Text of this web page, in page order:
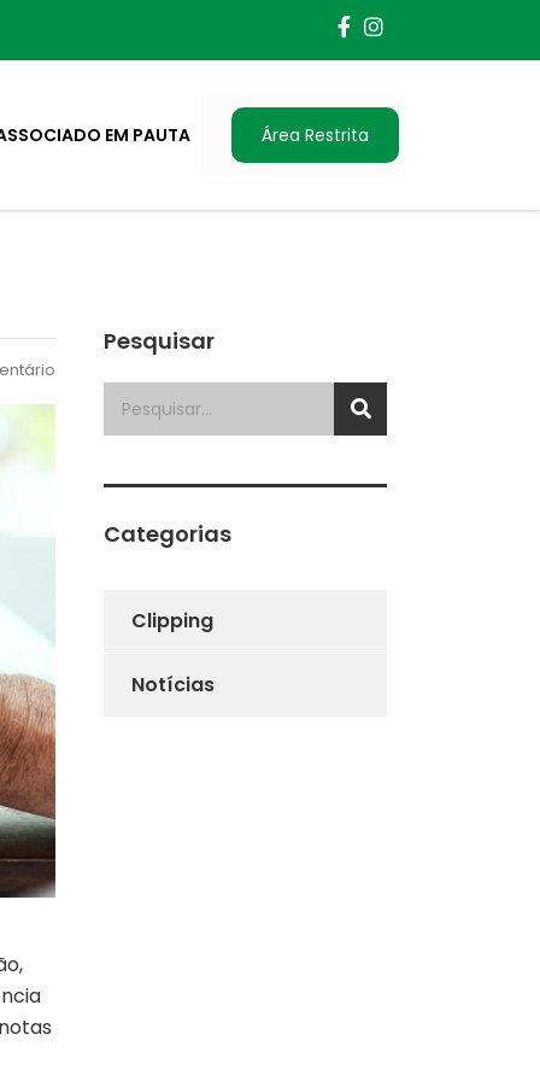
EM PAUTA Área Restrita
Pesquisar
Categorias
Clipping
Notícias